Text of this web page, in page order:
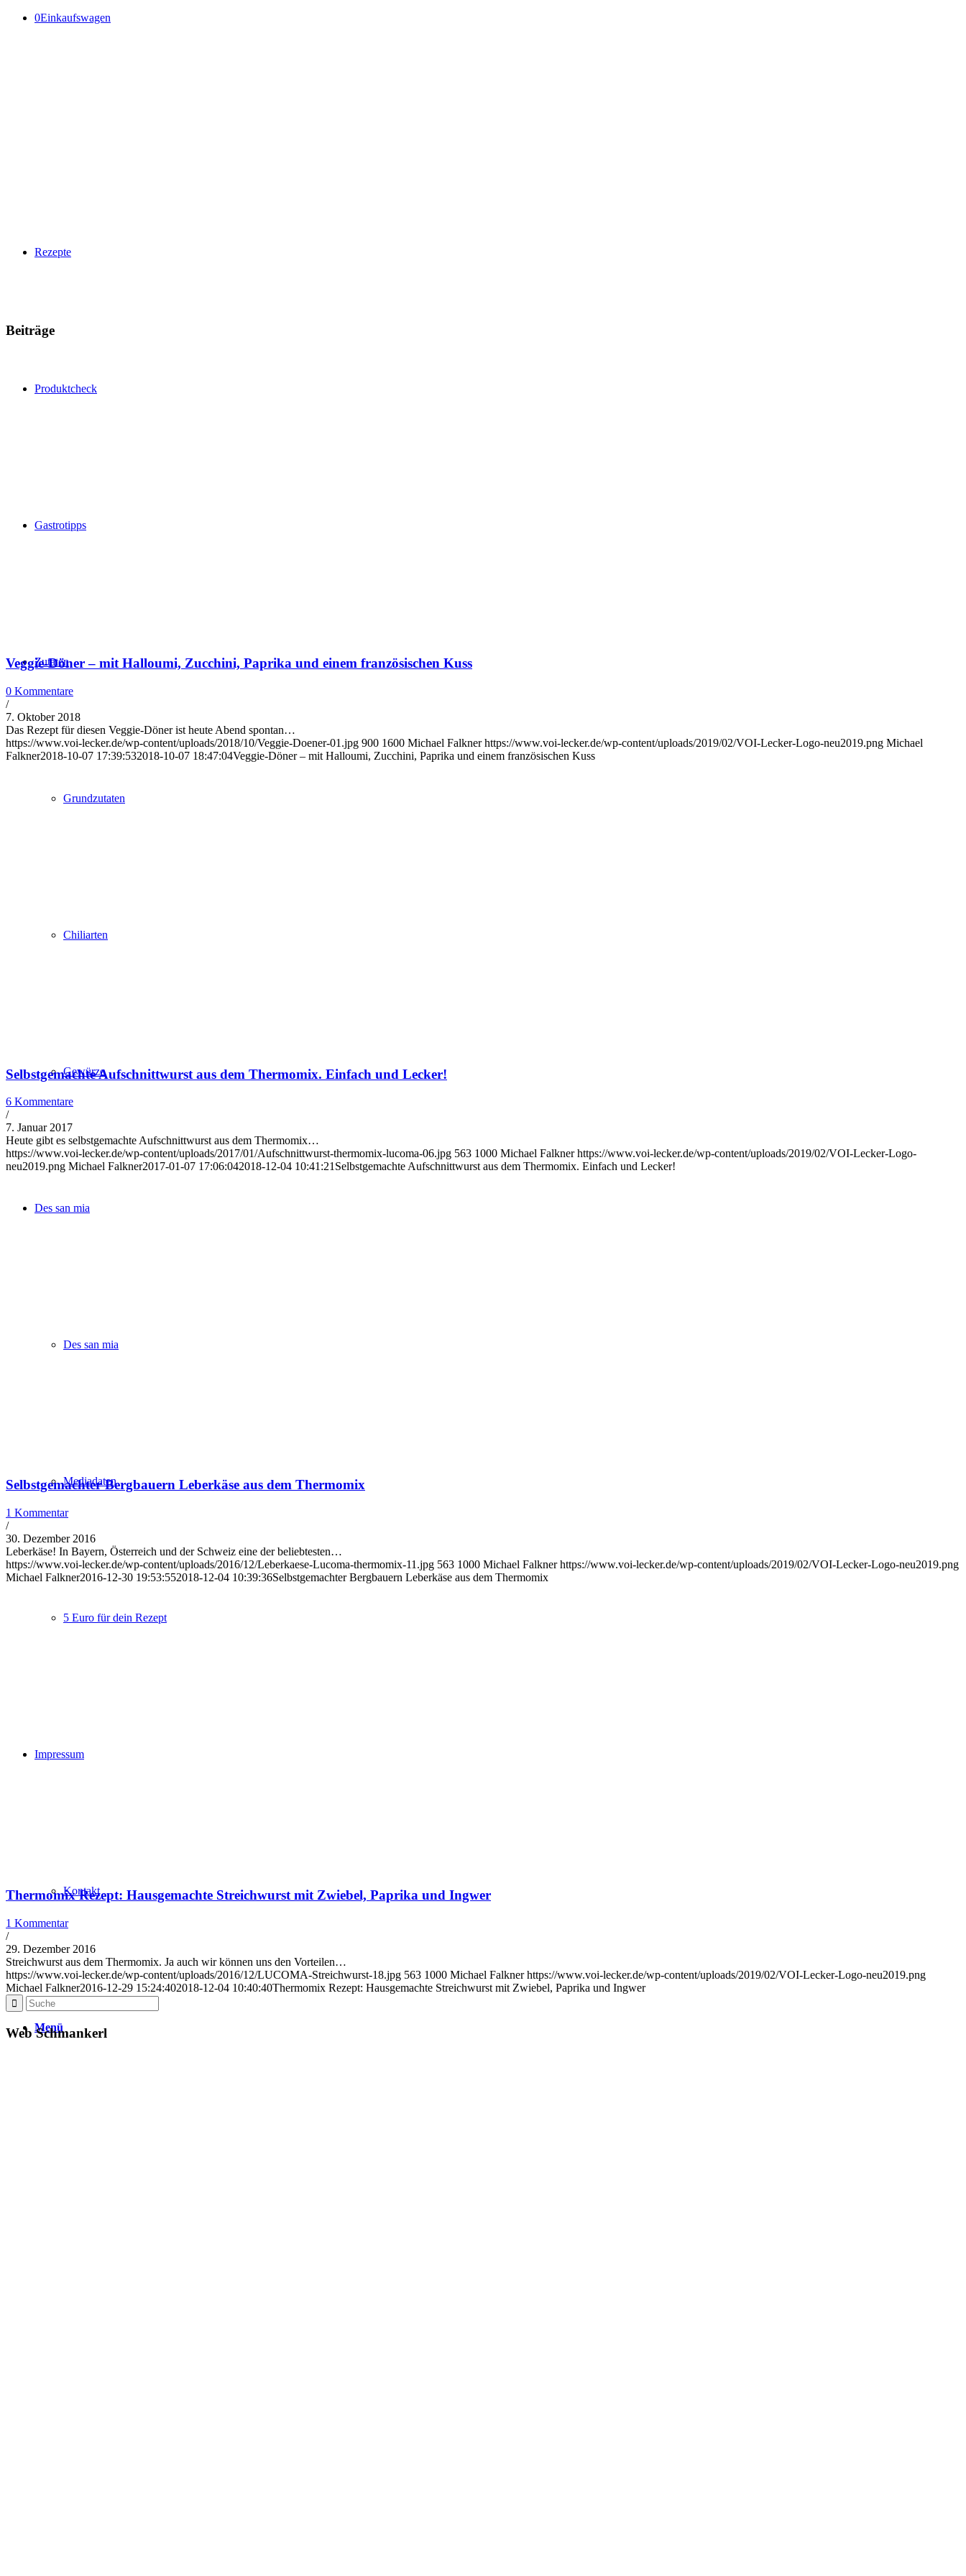
0Einkaufswagen
Rezepte
Produktcheck
Gastrotipps
Zutaten
Grundzutaten
Chiliarten
Gewürze
Des san mia
Des san mia
Mediadaten
5 Euro für dein Rezept
Impressum
Kontakt
Menü
Beiträge
Veggie-Döner – mit Halloumi, Zucchini, Paprika und einem französischen Kuss
0 Kommentare
/
7. Oktober 2018
Das Rezept für diesen Veggie-Döner ist heute Abend spontan…
https://www.voi-lecker.de/wp-content/uploads/2018/10/Veggie-Doener-01.jpg 900 1600 Michael Falkner https://www.voi-lecker.de/wp-content/uploads/2019/02/VOI-Lecker-Logo-neu2019.png Michael
Falkner2018-10-07 17:39:532018-10-07 18:47:04Veggie-Döner – mit Halloumi, Zucchini, Paprika und einem französischen Kuss
Selbstgemachte Aufschnittwurst aus dem Thermomix. Einfach und Lecker!
6 Kommentare
/
7. Januar 2017
Heute gibt es selbstgemachte Aufschnittwurst aus dem Thermomix…
https://www.voi-lecker.de/wp-content/uploads/2017/01/Aufschnittwurst-thermomix-lucoma-06.jpg 563 1000 Michael Falkner https://www.voi-lecker.de/wp-content/uploads/2019/02/VOI-Lecker-Logo-
neu2019.png Michael Falkner2017-01-07 17:06:042018-12-04 10:41:21 Selbstgemachte Aufschnittwurst aus dem Thermomix. Einfach und Lecker!
Selbstgemachter Bergbauern Leberkäse aus dem Thermomix
1 Kommentar
/
30. Dezember 2016
Leberkäse! In Bayern, Österreich und der Schweiz eine der beliebtesten…
https://www.voi-lecker.de/wp-content/uploads/2016/12/Leberkaese-Lucoma-thermomix-11.jpg 563 1000 Michael Falkner https://www.voi-lecker.de/wp-content/uploads/2019/02/VOI-Lecker-Logo-neu2019.png
Michael Falkner2016-12-30 19:53:552018-12-04 10:39:36Selbstgemachter Bergbauern Leberkäse aus dem Thermomix
Thermomix Rezept: Hausgemachte Streichwurst mit Zwiebel, Paprika und Ingwer
1 Kommentar
/
29. Dezember 2016
Streichwurst aus dem Thermomix. Ja auch wir können uns den Vorteilen…
https://www.voi-lecker.de/wp-content/uploads/2016/12/LUCOMA-Streichwurst-18.jpg 563 1000 Michael Falkner https://www.voi-lecker.de/wp-content/uploads/2019/02/VOI-Lecker-Logo-neu2019.png
Michael Falkner2016-12-29 15:24:402018-12-04 10:40:40Thermomix Rezept: Hausgemachte Streichwurst mit Zwiebel, Paprika und Ingwer
Web Schmankerl